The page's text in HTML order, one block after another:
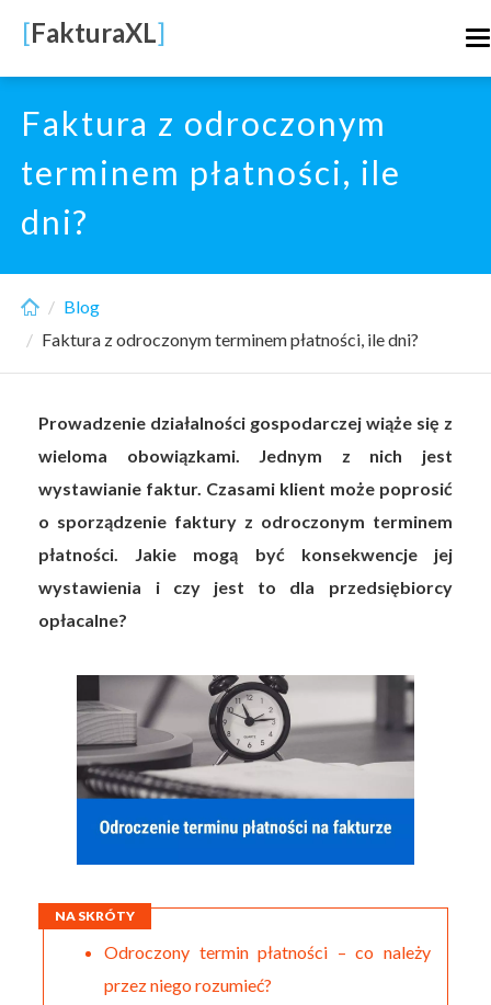
main
content
[FakturaXL]
Faktura z odroczonym
terminem płatności, ile
dni?
Blog
Faktura z odroczonym terminem płatności, ile dni?
Prowadzenie działalności gospodarczej wiąże się z
wieloma obowiązkami. Jednym z nich jest
wystawianie faktur. Czasami klient może poprosić
o sporządzenie faktury z odroczonym terminem
płatności. Jakie mogą być konsekwencje jej
wystawienia i czy jest to dla przedsiębiorcy
opłacalne?
NA SKRÓTY
Odroczony termin płatności – co należy
przez niego rozumieć?